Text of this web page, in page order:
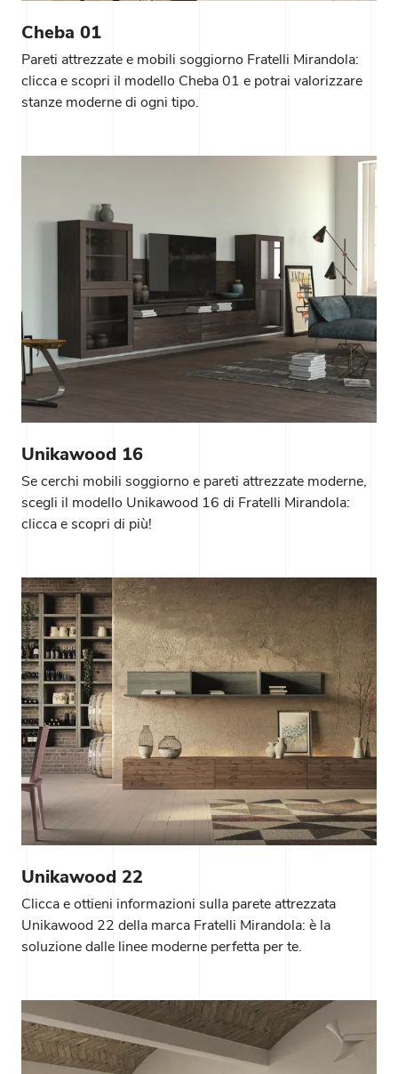
Cheba 01
Pareti attrezzate e mobili soggiorno Fratelli Mirandola:
clicca e scopri il modello Cheba 01 e potrai valorizzare
stanze moderne di ogni tipo.
Unikawood 16
Se cerchi mobili soggiorno e pareti attrezzate moderne,
scegli il modello Unikawood 16 di Fratelli Mirandola:
clicca e scopri di più!
Unikawood 22
Clicca e ottieni informazioni sulla parete attrezzata
Unikawood 22 della marca Fratelli Mirandola: è la
soluzione dalle linee moderne perfetta per te.